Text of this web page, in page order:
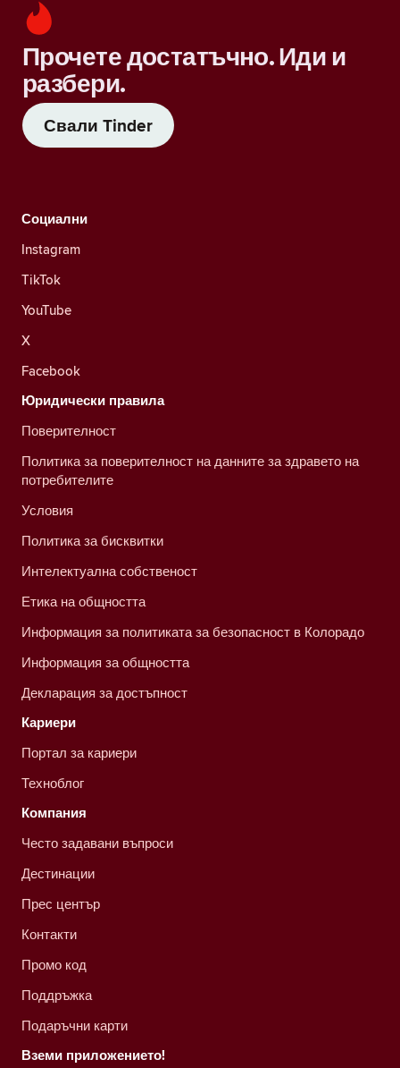
Прочете достатъчно. Иди и
разбери.
Свали Tinder
Социални
Instagram
TikTok
YouTube
X
Facebook
Юридически правила
Поверителност
Политика за поверителност на данните за здравето на
потребителите
Условия
Политика за бисквитки
Интелектуална собственост
Етика на общността
Информация за политиката за безопасност в Колорадо
Информация за общността
Декларация за достъпност
Кариери
Портал за кариери
Техноблог
Компания
Често задавани въпроси
Дестинации
Прес център
Контакти
Промо код
Поддръжка
Подаръчни карти
Вземи приложението!